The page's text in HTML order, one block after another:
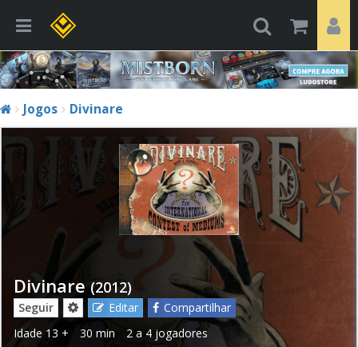
Jogos Divinare
Divinare (2012)
Seguir Editar
Compartilhar
Idade 13 + 30 min 2 a 4 jogadores